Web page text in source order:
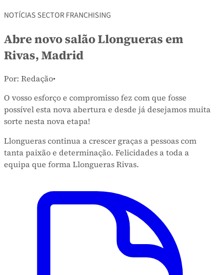
NOTÍCIAS SECTOR FRANCHISING
Abre novo salão Llongueras em
Rivas, Madrid
Por: Redação•
O vosso esforço e compromisso fez com que fosse
possível esta nova abertura e desde já desejamos muita
sorte nesta nova etapa!
Llongueras continua a crescer graças a pessoas com
tanta paixão e determinação. Felicidades a toda a
equipa que forma Llongueras Rivas.